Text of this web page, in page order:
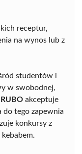
receptur,
na wynos lub z
studentów i
w swobodnej,
akceptuje
do tego zapewnia
konkursy z